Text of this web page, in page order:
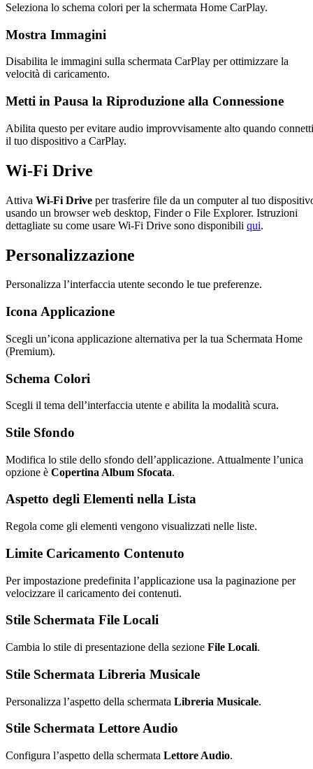
Seleziona lo schema colori per la schermata Home CarPlay.
Mostra Immagini
Disabilita le immagini sulla schermata CarPlay per ottimizzare la
velocità di caricamento.
Metti in Pausa la Riproduzione alla Connessione
Abilita questo per evitare audio improvvisamente alto quando connetti
il tuo dispositivo a CarPlay.
Wi-Fi Drive
Attiva Wi-Fi Drive per trasferire file da un computer al tuo
usando un browser web desktop, Finder o File Explorer. Istruzioni
dettagliate su come usare Wi-Fi Drive sono disponibili qui.
Personalizzazione
Personalizza l’interfaccia utente secondo le tue preferenze.
Icona Applicazione
Scegli un’icona applicazione alternativa per la tua Schermata Home
(Premium).
Schema Colori
Scegli il tema dell’interfaccia utente e abilita la modalità scura.
Stile Sfondo
Modifica lo stile dello sfondo dell’applicazione. Attualmente l’unica
opzione è Copertina Album Sfocata.
Aspetto degli Elementi nella Lista
Regola come gli elementi vengono visualizzati nelle liste.
Limite Caricamento Contenuto
Per impostazione predefinita l’applicazione usa la paginazione per
velocizzare il caricamento dei contenuti.
Stile Schermata File Locali
Cambia lo stile di presentazione della sezione File Locali.
Stile Schermata Libreria Musicale
Personalizza l’aspetto della schermata Libreria Musicale.
Stile Schermata Lettore Audio
Configura l’aspetto della schermata Lettore Audio.